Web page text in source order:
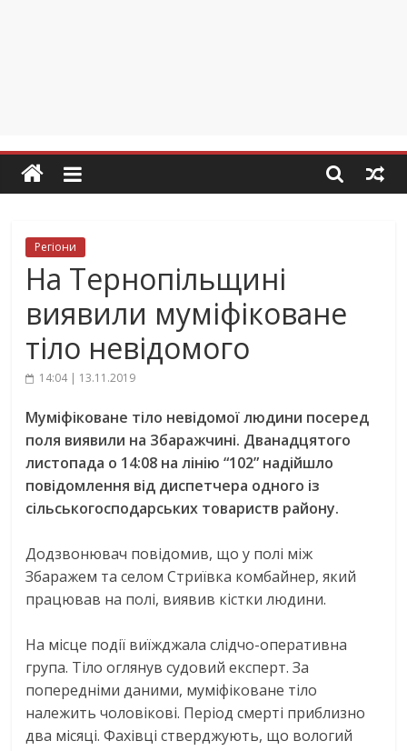
Регіони
На Тернопільщині
виявили муміфіковане
тіло невідомого
14:04 | 13.11.2019
Муміфіковане тіло невідомої людини посеред
поля виявили на Збаражчині. Дванадцятого
листопада о 14:08 на лінію “102” надійшло
повідомлення від диспетчера одного із
сільськогосподарських товариств району.
Додзвонювач повідомив, що у полі між
Збаражем та селом Стриївка комбайнер, який
працював на полі, виявив кістки людини.
На місце події виїжджала слідчо-оперативна
група. Тіло оглянув судовий експерт. За
попередніми даними, муміфіковане тіло
належить чоловікові. Період смерті приблизно
два місяці. Фахівці стверджують, що вологий